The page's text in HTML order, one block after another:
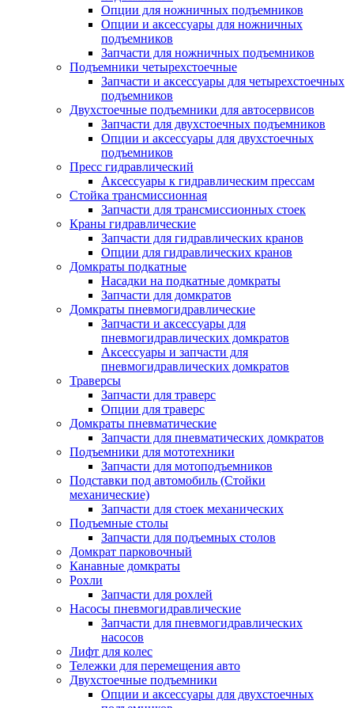
Опции для ножничных подъемников
Опции и аксессуары для ножничных
подъемников
Запчасти для ножничных подъемников
Подъемники четырехстоечные
Запчасти и аксессуары для четырехстоечных
подъемников
Двухстоечные подъемники для автосервисов
Запчасти для двухстоечных подъемников
Опции и аксессуары для двухстоечных
подъемников
Пресс гидравлический
Аксессуары к гидравлическим прессам
Стойка трансмиссионная
Запчасти для трансмиссионных стоек
Краны гидравлические
Запчасти для гидравлических кранов
Опции для гидравлических кранов
Домкраты подкатные
Насадки на подкатные домкраты
Запчасти для домкратов
Домкраты пневмогидравлические
Запчасти и аксессуары для
пневмогидравлических домкратов
Аксессуары и запчасти для
пневмогидравлических домкратов
Траверсы
Запчасти для траверс
Опции для траверс
Домкраты пневматические
Запчасти для пневматических домкратов
Подъемники для мототехники
Запчасти для мотоподъемников
Подставки под автомобиль (Стойки
механические)
Запчасти для стоек механических
Подъемные столы
Запчасти для подъемных столов
Домкрат парковочный
Канавные домкраты
Рохли
Запчасти для рохлей
Насосы пневмогидравлические
Запчасти для пневмогидравлических
насосов
Лифт для колес
Тележки для перемещения авто
Двухстоечные подъемники
Опции и аксессуары для двухстоечных